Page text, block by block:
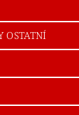
OSTATNÍ